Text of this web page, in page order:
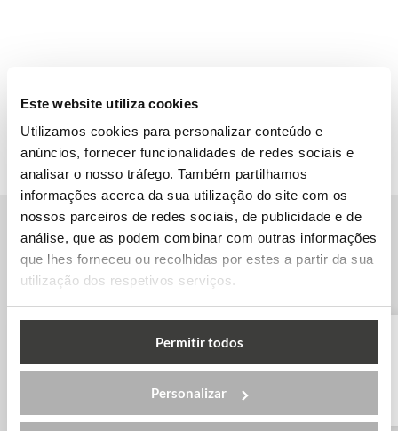
Este website utiliza cookies
Utilizamos cookies para personalizar conteúdo e
anúncios, fornecer funcionalidades de redes sociais e
analisar o nosso tráfego. Também partilhamos
informações acerca da sua utilização do site com os
nossos parceiros de redes sociais, de publicidade e de
análise, que as podem combinar com outras informações
que lhes forneceu ou recolhidas por estes a partir da sua
utilização dos respetivos serviços.
Permitir todos
Personalizar
Outras escolas de inglês em Toronto
ILAC – Toronto